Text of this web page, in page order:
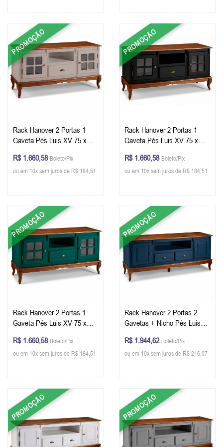
PROMOÇÃO
Rack Hanover 2 Portas 1
Gaveta Pés Luis XV 75 x
Offwhite - Imbuia Glazer
R$ 1.660,58 Boleto/Pix
ou em 10x sem juros de R$ 184,51
PROMOÇÃO
Rack Hanover 2 Portas 1
Gaveta Pés Luis XV 75 x
Preto - Imbuia Glazer
R$ 1.660,58 Boleto/Pix
ou em 10x sem juros de R$ 184,51
PROMOÇÃO
Rack Hanover 2 Portas 1
Gaveta Pés Luis XV 75 x
Verde Musgo - Imbuia Glazer
R$ 1.660,58 Boleto/Pix
ou em 10x sem juros de R$ 184,51
PROMOÇÃO
Rack Hanover 2 Portas 2
Gavetas + Nicho Pés Luis
x P) - Cor Azul Petróleo -
Imbuia Glazer
R$ 1.944,62 Boleto/Pix
ou em 10x sem juros de R$ 216,07
PROMOÇÃO PROMOÇÃO